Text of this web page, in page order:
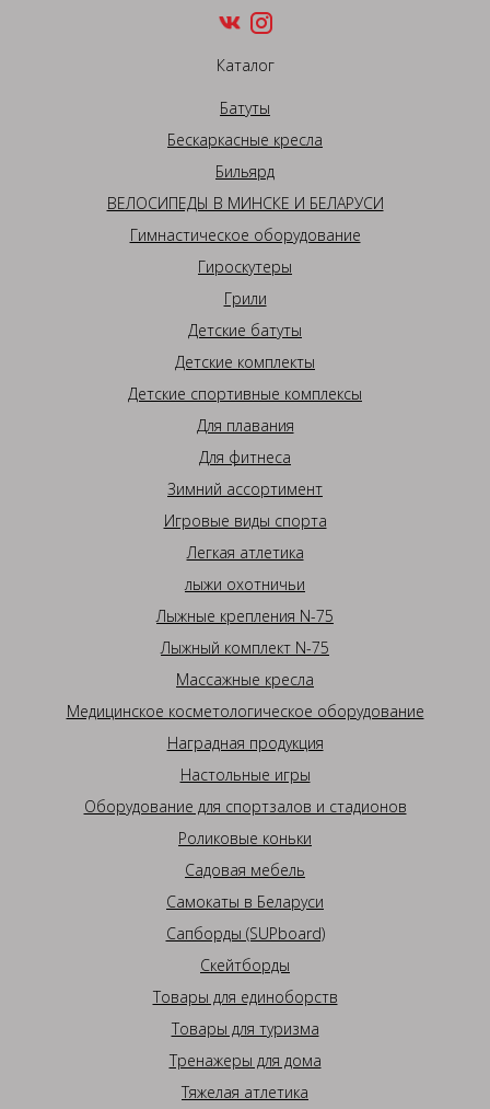
Каталог
Батуты
Бескаркасные кресла
Бильярд
ВЕЛОСИПЕДЫ В МИНСКЕ И БЕЛАРУСИ
Гимнастическое оборудование
Гироскутеры
Грили
Детские батуты
Детские комплекты
Детские спортивные комплексы
Для плавания
Для фитнеса
Зимний ассортимент
Игровые виды спорта
Легкая атлетика
лыжи охотничьи
Лыжные крепления N-75
Лыжный комплект N-75
Массажные кресла
Медицинское косметологическое оборудование
Наградная продукция
Настольные игры
Оборудование для спортзалов и стадионов
Роликовые коньки
Садовая мебель
Самокаты в Беларуси
Сапборды (SUPboard)
Скейтборды
Товары для единоборств
Товары для туризма
Тренажеры для дома
Тяжелая атлетика